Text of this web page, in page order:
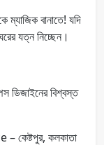
বানাতে! যদি
যত্ন নিচ্ছেন।
বিশ্বস্ত
কেষ্টপুর, কলকাতা